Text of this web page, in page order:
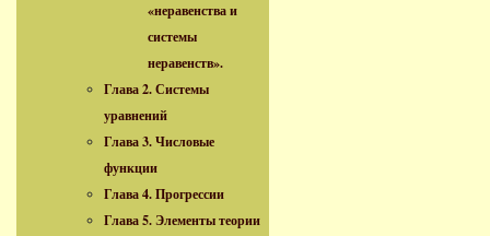
«неравенства и
системы
неравенств».
Глава 2. Системы
уравнений
Глава 3. Числовые
функции
Глава 4. Прогрессии
Глава 5. Элементы теории